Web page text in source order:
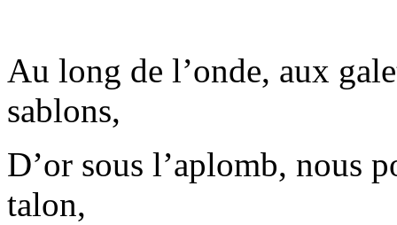
Au long de l’onde, aux
sablons,
D’or sous l’aplomb, nous
talon,